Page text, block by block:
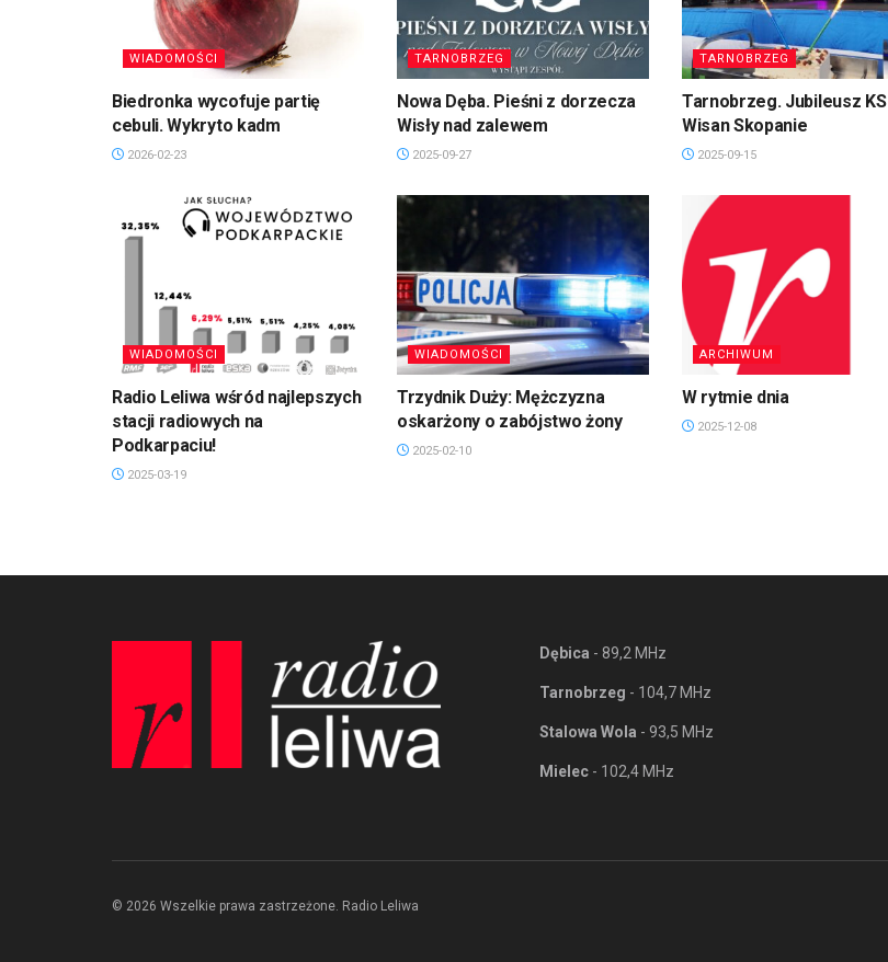
WIADOMOŚCI
Biedronka wycofuje partię
cebuli. Wykryto kadm
2026-02-23
TARNOBRZEG
Nowa Dęba. Pieśni z dorzecza
Wisły nad zalewem
2025-09-27
TARNOBRZEG
Tarnobrzeg. Jubileusz KS
Wisan Skopanie
2025-09-15
WIADOMOŚCI
Radio Leliwa wśród najlepszych
stacji radiowych na
Podkarpaciu!
2025-03-19
WIADOMOŚCI
Trzydnik Duży: Mężczyzna
oskarżony o zabójstwo żony
2025-02-10
ARCHIWUM
W rytmie dnia
2025-12-08
Dębica - 89,2 MHz
Tarnobrzeg - 104,7 MHz
Stalowa Wola - 93,5 MHz
Mielec - 102,4 MHz
© 2026 Wszelkie prawa zastrzeżone. Radio Leliwa